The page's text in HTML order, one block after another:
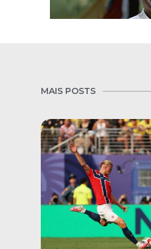
MAIS POSTS